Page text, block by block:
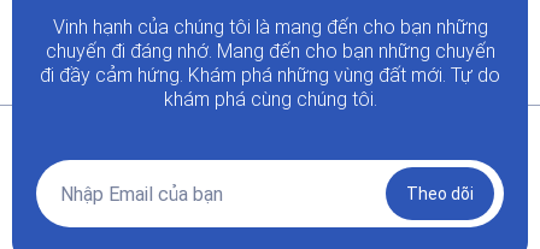
Vinh hạnh của chúng tôi là mang đến cho bạn những
chuyến đi đáng nhớ. Mang đến cho bạn những chuyến
đi đầy cảm hứng. Khám phá những vùng đất mới. Tự do
khám phá cùng chúng tôi.
Theo dõi